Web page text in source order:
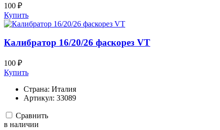
100 ₽
Купить
Калибратор 16/20/26 фаскорез VT
100 ₽
Купить
Страна: Италия
Артикул: 33089
Сравнить
в наличии